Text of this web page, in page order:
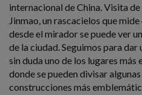
internacional de China. Visita
Jinmao, un rascacielos que
desde el mirador se puede ver
de la ciudad. Seguimos para dar
sin duda uno de los lugares más
donde se pueden divisar algunas
construcciones más